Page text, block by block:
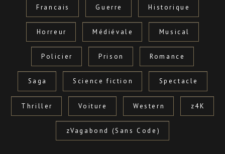
Francais Guerre Historique
Horreur Médiévale Musical
Policier Prison Romance
Saga Science fiction Spectacle
Thriller Voiture Western z4K
zVagabond (Sans Code)